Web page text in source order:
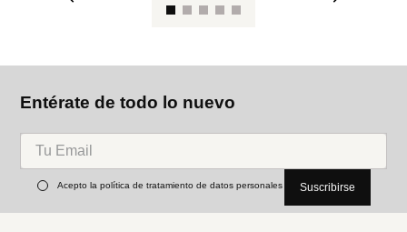
Entérate de todo lo nuevo
Acepto la política de tratamiento de datos personales Suscribirse